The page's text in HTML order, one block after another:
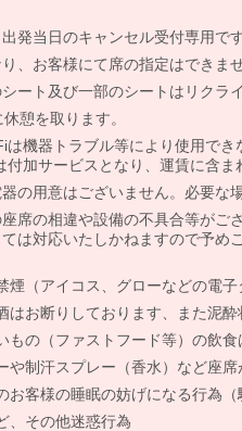
発当日のキャンセル受付専用で
、お客様にて席の指定はできませ
ート及び一部のシートはリクラ
憩を取ります。
は機器トラブル等により使用で
付加サービスとなり、運賃に含ま
の用意はございません。必要な
席の相違や設備の不具合等がご
は対応いたしかねますので予め
煙（アイコス、グローなどの電子
はお断りしております、また泥酔
もの（ファストフード等）の飲食
や制汗スプレー（香水）など座
お客様の睡眠の妨げになる行為
、その他迷惑行為